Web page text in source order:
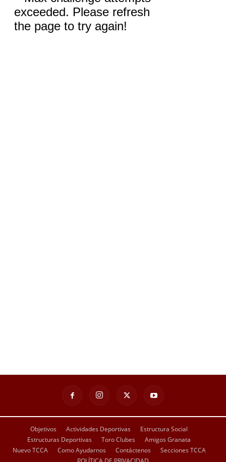
Objetivos Actividades Deportivas
Estructura Social
Estructuras Deportivas
Toro Clubes
Amigos Granata
Nuevo TCCA
Como Ayudarnos Contáctenos
Secciones TCCA